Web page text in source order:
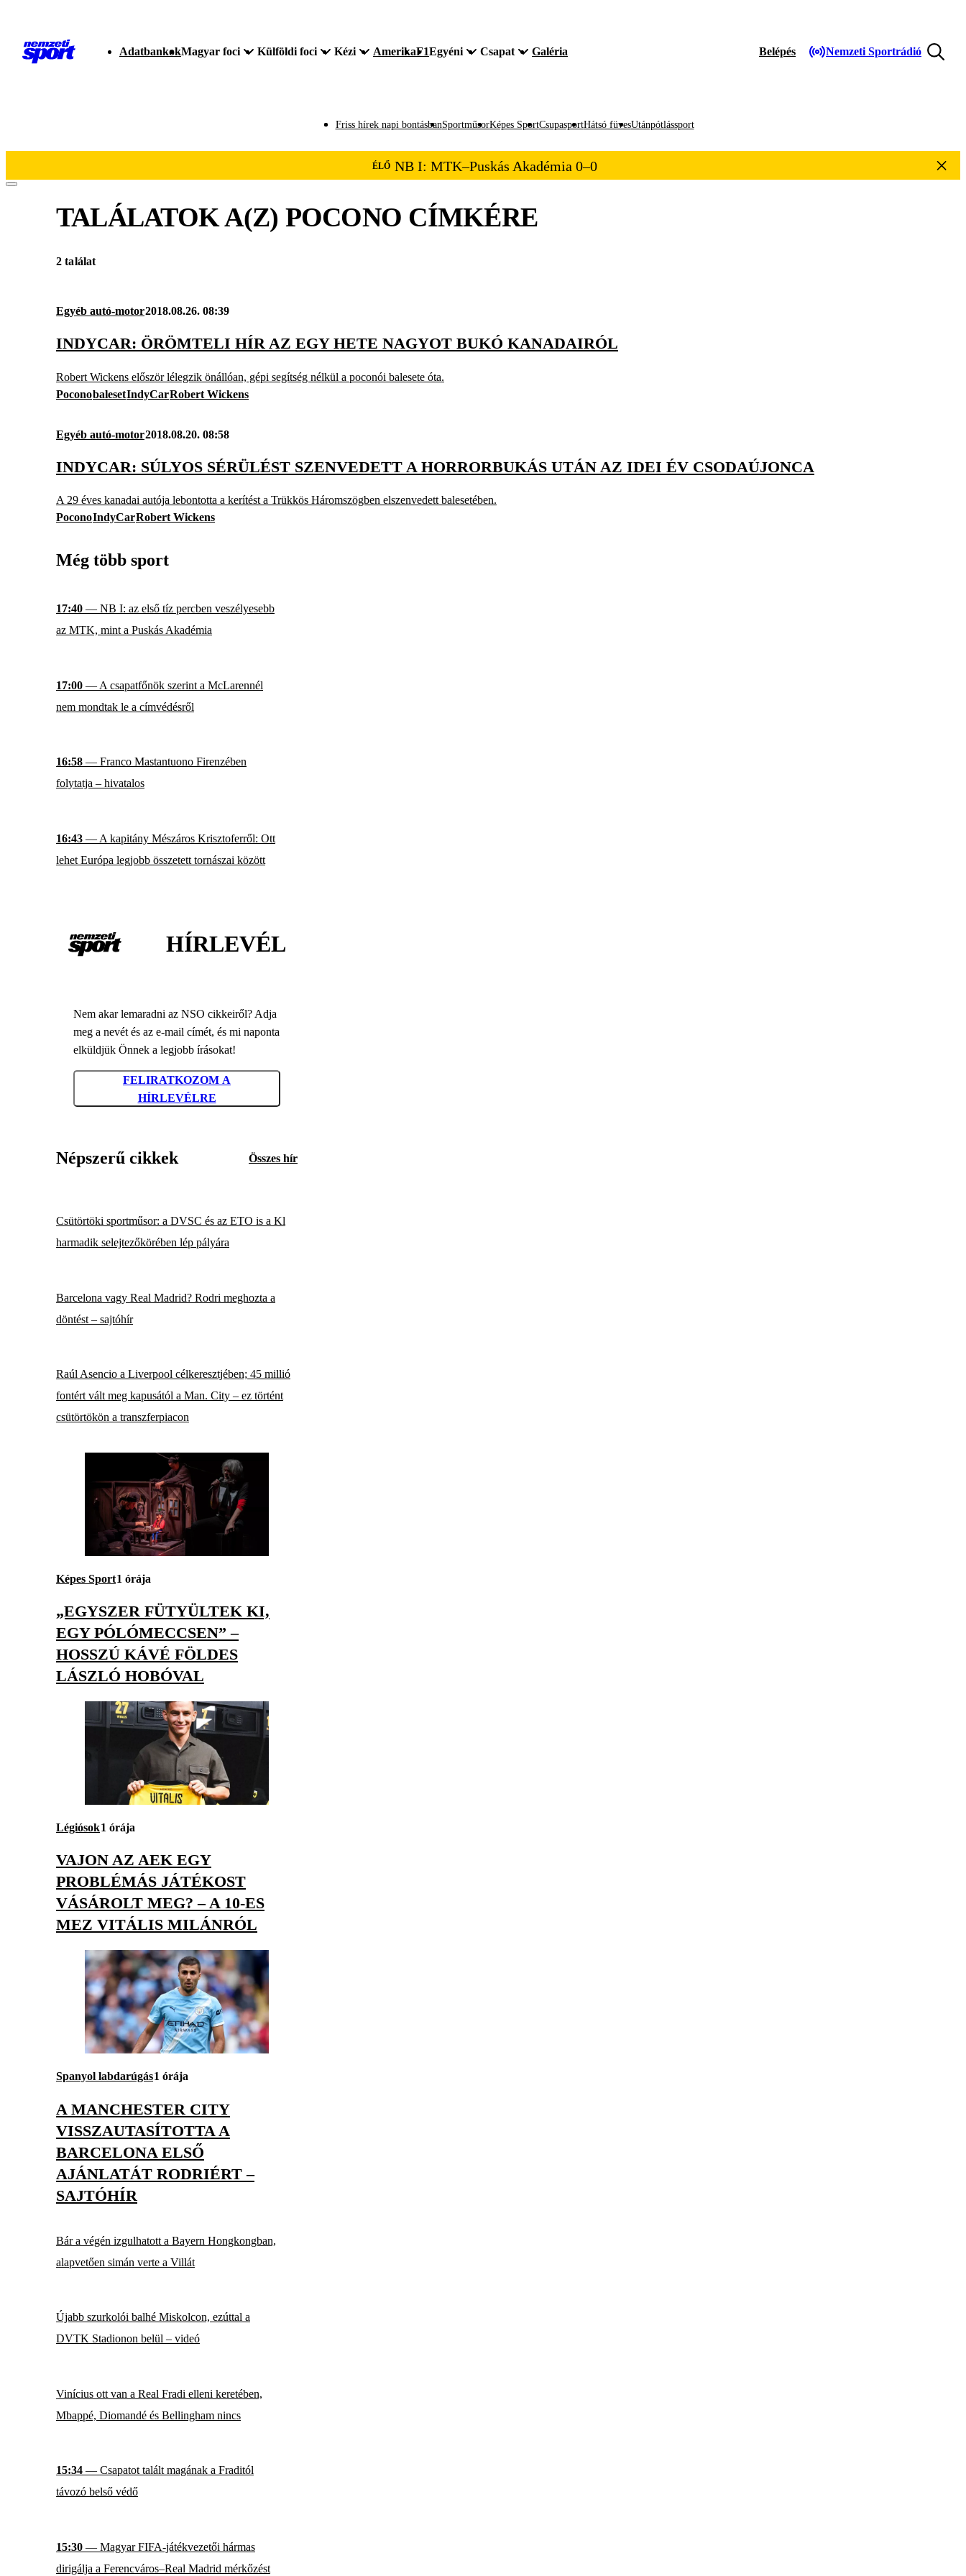
AdatbankokMagyar foci Külföldi foci Kézi AmerikaF1Egyéni Csapat Galéria Belépés Nemzeti Sportrádió
Friss hírek napi bontásbanSportműsorKépes SportCsupasportHátsó füvesUtánpótlássport
ÉLŐ NB I: MTK–Puskás Akadémia 0–0
TALÁLATOK A(Z) POCONO CÍMKÉRE
2 találat
Egyéb autó-motor2018.08.26. 08:39
INDYCAR: ÖRÖMTELI HÍR AZ EGY HETE NAGYOT BUKÓ KANADAIRÓL
Robert Wickens először lélegzik önállóan, gépi segítség nélkül a poconói balesete óta.
PoconobalesetIndyCarRobert Wickens
Egyéb autó-motor2018.08.20. 08:58
INDYCAR: SÚLYOS SÉRÜLÉST SZENVEDETT A HORRORBUKÁS UTÁN AZ IDEI ÉV CSODAÚJONCA
A 29 éves kanadai autója lebontotta a kerítést a Trükkös Háromszögben elszenvedett balesetében.
PoconoIndyCarRobert Wickens
Még több sport
17:40 — NB I: az első tíz percben veszélyesebb
az MTK, mint a Puskás Akadémia
17:00 — A csapatfőnök szerint a McLarennél
nem mondtak le a címvédésről
16:58 — Franco Mastantuono Firenzében
folytatja – hivatalos
16:43 — A kapitány Mészáros Krisztoferről: Ott
lehet Európa legjobb összetett tornászai között
HÍRLEVÉL
Nem akar lemaradni az NSO cikkeiről? Adja
meg a nevét és az e-mail címét, és mi naponta
elküldjük Önnek a legjobb írásokat!
FELIRATKOZOM A
HÍRLEVÉLRE
Népszerű cikkek Összes hír
Csütörtöki sportműsor: a DVSC és az ETO is a Kl
harmadik selejtezőkörében lép pályára
Barcelona vagy Real Madrid? Rodri meghozta a
döntést – sajtóhír
Raúl Asencio a Liverpool célkeresztjében; 45 millió
fontért vált meg kapusától a Man. City – ez történt
csütörtökön a transzferpiacon
Képes Sport1 órája
„EGYSZER FÜTYÜLTEK KI,
EGY PÓLÓMECCSEN” –
HOSSZÚ KÁVÉ FÖLDES
LÁSZLÓ HOBÓVAL
Légiósok1 órája
VAJON AZ AEK EGY
PROBLÉMÁS JÁTÉKOST
VÁSÁROLT MEG? – A 10-ES
MEZ VITÁLIS MILÁNRÓL
Spanyol labdarúgás1 órája
A MANCHESTER CITY
VISSZAUTASÍTOTTA A
BARCELONA ELSŐ
AJÁNLATÁT RODRIÉRT –
SAJTÓHÍR
Bár a végén izgulhatott a Bayern Hongkongban,
alapvetően simán verte a Villát
Újabb szurkolói balhé Miskolcon, ezúttal a
DVTK Stadionon belül – videó
Vinícius ott van a Real Fradi elleni keretében,
Mbappé, Diomandé és Bellingham nincs
15:34 — Csapatot talált magának a Fraditól
távozó belső védő
15:30 — Magyar FIFA-játékvezetői hármas
dirigálja a Ferencváros–Real Madrid mérkőzést